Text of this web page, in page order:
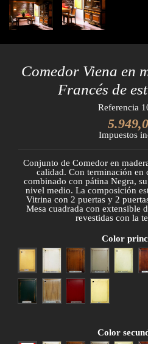
Comedor Viena en
Francés de
Referencia
Impuestos
Conjunto de Comedor en
calidad. Con terminación en
combinado con pátina Negra,
nivel medio. La composición
Vitrina con 2 puertas y 2
Mesa cuadrada con extensible
revestidas con la
Color
Blanco Cerezo anticuario
Gris patinado
Hueso
Patina verdeRoble patinado
Color